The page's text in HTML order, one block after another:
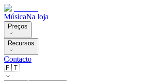
MúsicaNa loja
Preços
Recursos
Contacto
🇵🇹